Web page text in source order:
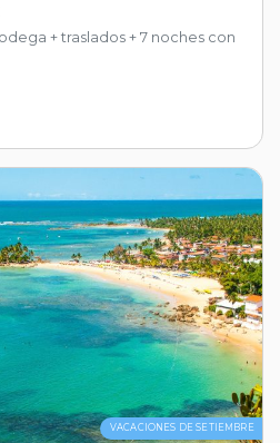
+ traslados + 7 noches con
VACACIONES DE SETIEMBRE